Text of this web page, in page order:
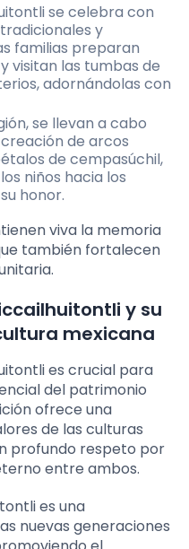
se celebra con
y
familias preparan
visitan las tumbas de
adornándolas con
se llevan a cabo
de arcos
de cempasúchil,
niños hacia los
honor.
viva la memoria
también fortalecen
y su
mexicana
es crucial para
del patrimonio
ofrece una
de las culturas
profundo respeto por
entre ambos.
es una
nuevas generaciones